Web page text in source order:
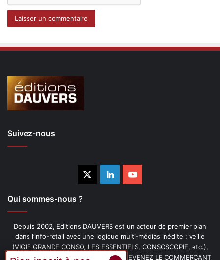
Suivez-nous
LinkedinYouTube
Qui sommes-nous ?
Depuis 2002, Editions DAUVERS est un acteur de premier plan
dans l’info-retail avec une logique multi-médias inédite : veille
(VIGIE GRANDE CONSO, LES ESSENTIELS, CONSOSCOPIE, etc.),
livres (PENSER-CLIENT, IMAGE-PRIX, DEVENEZ LE COMMERÇANT